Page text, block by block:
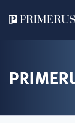
Inhalt